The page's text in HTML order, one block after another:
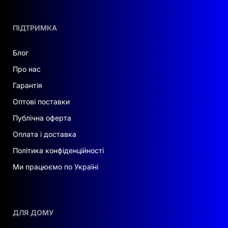
Надійність:
Гнучкість:
дозволяє масштабувати до 6 кластерів
паралельно (36 шт.) – до 184 кВт·год
сумарної ємності. Підходить для
житлових і комерційних рішень,
ПІДТРИМКА
Блог
Про нас
Гарантія
Оптові поставки
Публічна оферта
Оплата і доставка
Політика конфіденційності
Ми працюємо по Україні
ДЛЯ ДОМУ